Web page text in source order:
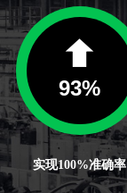
100%
实现100%准确率